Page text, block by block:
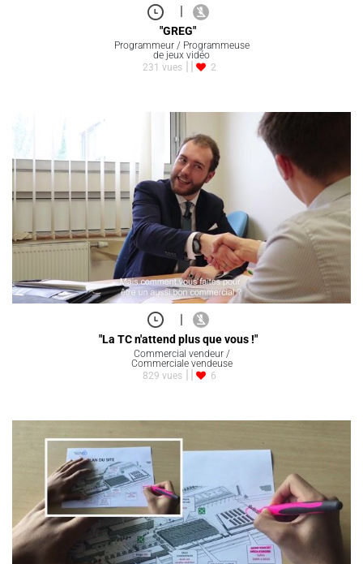
|
"GREG"
Programmeur / Programmeuse
de jeux vidéo
231 vues
2
|
"La TC n'attend plus que vous !"
Commercial vendeur /
Commerciale vendeuse
829 vues
6